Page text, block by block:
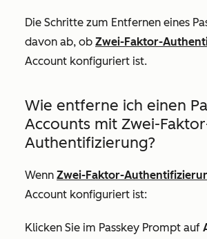
Die Schritte zum Entfernen eines
davon ab, ob Zwei-Faktor-
Account konfiguriert ist.
Wie entferne ich einen
Accounts mit Zwei-
Authentifizierung?
Wenn Zwei-Faktor-
Account konfiguriert ist:
Klicken Sie im Passkey Prompt auf